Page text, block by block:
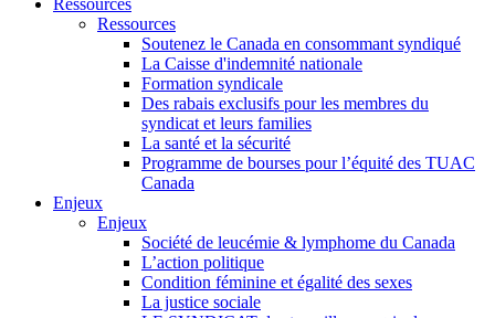
Ressources
Ressources
Soutenez le Canada en consommant syndiqué
La Caisse d'indemnité nationale
Formation syndicale
Des rabais exclusifs pour les membres du
syndicat et leurs families
La santé et la sécurité
Programme de bourses pour l’équité des TUAC
Canada
Enjeux
Enjeux
Société de leucémie & lymphome du Canada
L’action politique
Condition féminine et égalité des sexes
La justice sociale